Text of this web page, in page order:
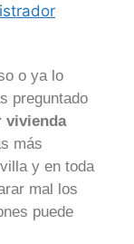
o ya lo
preguntado
vivienda
más
y en toda
mal los
puede